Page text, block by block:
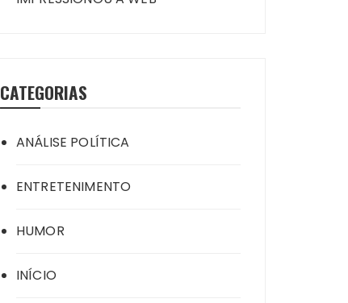
CATEGORIAS
ANÁLISE POLÍTICA
ENTRETENIMENTO
HUMOR
INÍCIO